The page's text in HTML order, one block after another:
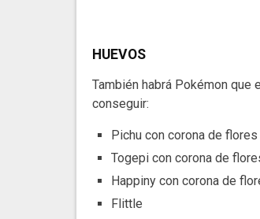
HUEVOS
También habrá Pokémon que
conseguir:
Pichu con corona de flores
Togepi con corona de
Happiny con corona de
Flittle